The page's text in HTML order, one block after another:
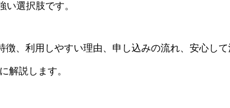
選択肢です。
、利用しやすい理由、申し込みの流れ、安心して
解説します。